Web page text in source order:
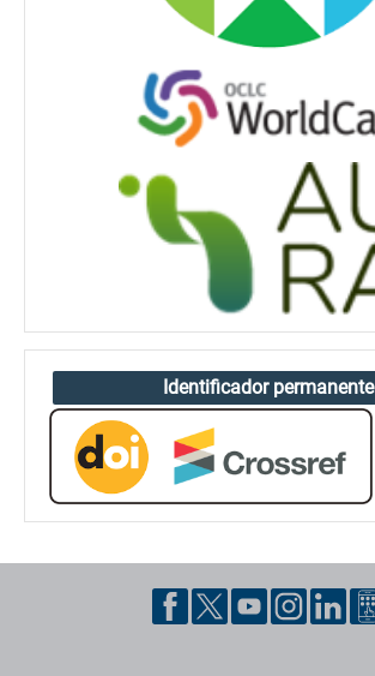
Identificador permanente